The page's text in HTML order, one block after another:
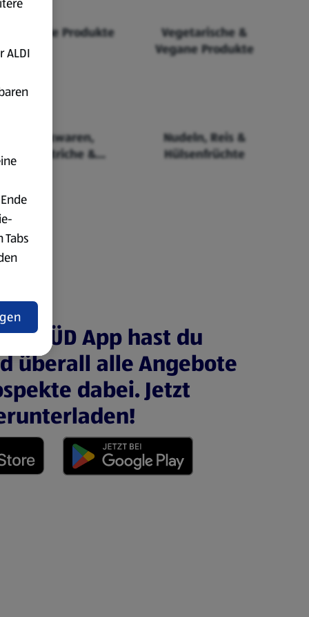
Fairtrade Produkte
Vegetarische &
Vegane Produkte
Backwaren,
Aufstriche &
Nudeln, Reis &
Hülsenfrüchte
SÜD App hast du
überall alle Angebote
dabei. Jetzt
ALDI